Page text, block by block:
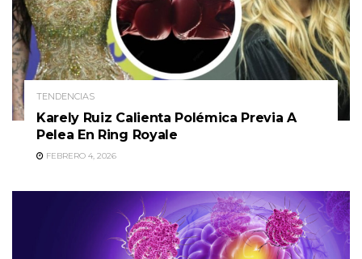
TENDENCIAS
Karely Ruiz Calienta Polémica Previa A
Pelea En Ring Royale
FEBRERO 4, 2026